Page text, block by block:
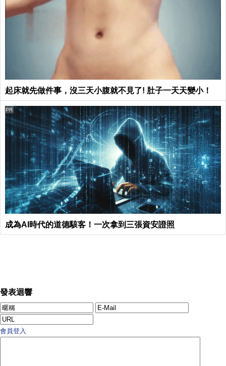
起床就先做件事，沒三天小腹就不見了! 肚子一天天變小！
成為AI時代的道德駭客！一次拿到三張資安證照
PR
發表迴響
會員登入